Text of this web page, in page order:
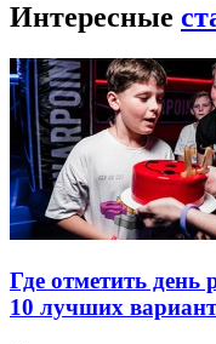
Интересные
Где отметить
10 лучших